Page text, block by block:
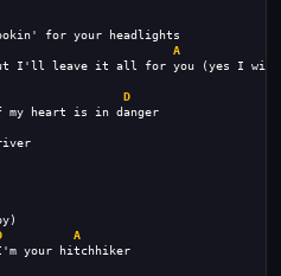
for your headlights
A
I'll leave it all for you (yes I
D
heart is in danger
A
your hitchhiker